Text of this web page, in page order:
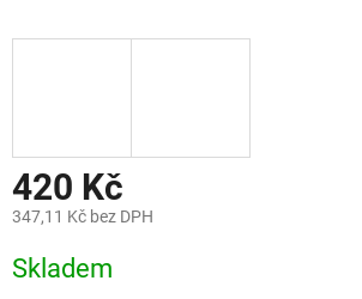
420 Kč
347,11 Kč bez DPH
cena:
Skladem